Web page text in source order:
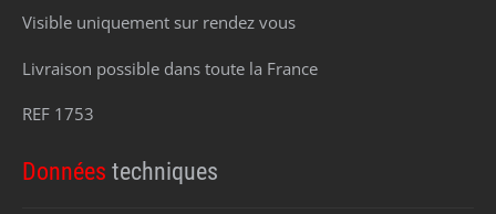
Visible uniquement sur rendez vous
Livraison possible dans toute la France
REF 1753
Données techniques